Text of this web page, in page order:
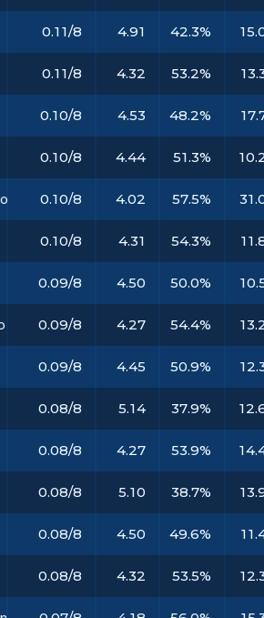
Ballesta de conejo de batalla
0.11/8 4.91 42.3%
0.11/8 4.32 53.2%
0.10/8 4.53 48.2%
0.10/8 4.44 51.3%
0.10/8 4.02 57.5%
0.10/8 4.31 54.3%
0.09/8 4.50 50.0%
0.09/8 4.27 54.4%
0.09/8 4.45 50.9%
0.08/8 5.14 37.9%
0.08/8 4.27 53.9%
0.08/8 5.10 38.7%
0.08/8 4.50 49.6%
0.08/8 4.32 53.5%